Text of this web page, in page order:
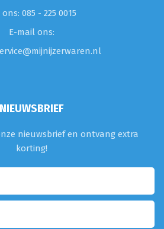
085 - 225 0015
E-mail ons:
NIEUWSBRIEF
nieuwsbrief en ontvang extra
korting!